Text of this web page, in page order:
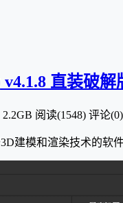
直装破解
阅读(1548) 评论(0)
建模和渲染技术的